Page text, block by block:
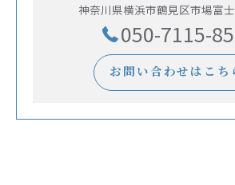
神奈川県横浜市鶴見区市場富
050-7115-
お問い合わせはこち